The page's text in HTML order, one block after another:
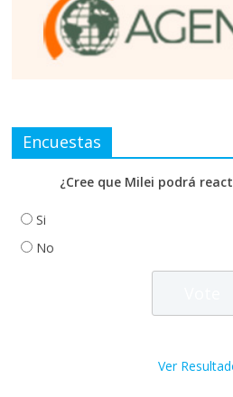
Encuestas
¿Cree que Milei podrá
Si
No
Ver